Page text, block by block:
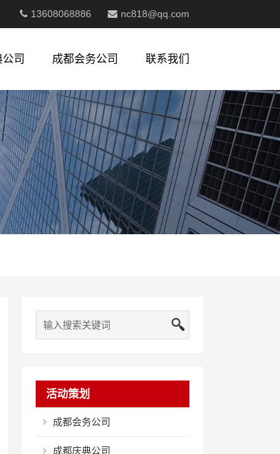
13608068886 nc818@qq.com
司 成都会务公司 联系我们
活动策划
成都会务公司
成都庆典公司